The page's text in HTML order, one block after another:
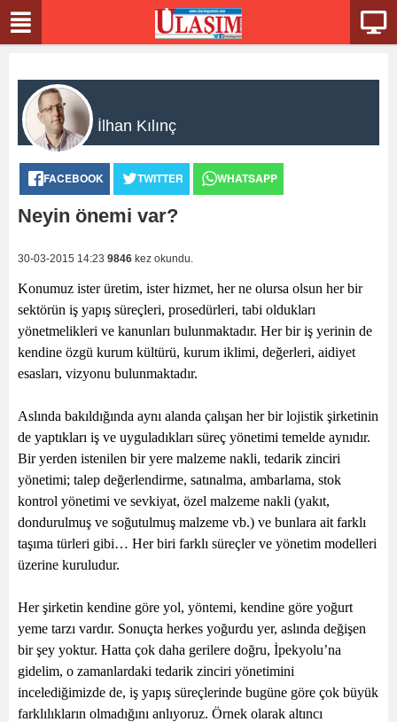
İlhan Kılınç
FACEBOOK TWITTER WHATSAPP
Neyin önemi var?
30-03-2015 14:23 9846 kez okundu.
Konumuz ister üretim, ister hizmet, her ne olursa olsun her bir
sektörün iş yapış süreçleri, prosedürleri, tabi oldukları
yönetmelikleri ve kanunları bulunmaktadır. Her bir iş yerinin de
kendine özgü kurum kültürü, kurum iklimi, değerleri, aidiyet
esasları, vizyonu bulunmaktadır.
Aslında bakıldığında aynı alanda çalışan her bir lojistik şirketinin
de yaptıkları iş ve uyguladıkları süreç yönetimi temelde aynıdır.
Bir yerden istenilen bir yere malzeme nakli, tedarik zinciri
yönetimi; talep değerlendirme, satınalma, ambarlama, stok
kontrol yönetimi ve sevkiyat, özel malzeme nakli (yakıt,
dondurulmuş ve soğutulmuş malzeme vb.) ve bunlara ait farklı
taşıma türleri gibi… Her biri farklı süreçler ve yönetim modelleri
üzerine kuruludur.
Her şirketin kendine göre yol, yöntemi, kendine göre yoğurt
yeme tarzı vardır. Sonuçta herkes yoğurdu yer, aslında değişen
bir şey yoktur. Hatta çok daha gerilere doğru, İpekyolu’na
gidelim, o zamanlardaki tedarik zinciri yönetimini
incelediğimizde de, iş yapış süreçlerinde bugüne göre çok büyük
farklılıkların olmadığını anlıyoruz. Örnek olarak altıncı